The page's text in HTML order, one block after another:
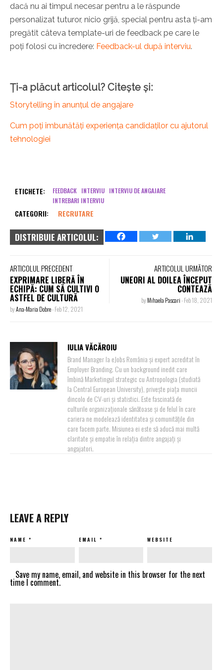
dacă nu ai timpul necesar pentru a le răspunde
personalizat tuturor, nicio grijă, special pentru asta ți-am
pregătit câteva template-uri de feedback pe care le
poți folosi cu încredere: Feedback-ul după interviu.
Ți-a plăcut articolul? Citește și:
Storytelling în anunțul de angajare
Cum poți îmbunătăți experiența candidaților cu ajutorul
tehnologiei
ETICHETE: FEEDBACK INTERVIU INTERVIU DE ANGAJARE
INTREBARI INTERVIU
CATEGORII: RECRUTARE
DISTRIBUIE ARTICOLUL:
ARTICOLUL PRECEDENT
EXPRIMARE LIBERĂ ÎN
ECHIPĂ: CUM SĂ CULTIVI O
ASTFEL DE CULTURĂ
byAna-Maria Dobre-Feb 12, 2021
ARTICOLUL URMĂTOR
UNEORI AL DOILEA ÎNCEPUT
CONTEAZĂ
byMihaela Pascari-Feb 18, 2021
IULIA VĂCĂROIU
Brand Manager la eJobs România și expert acreditat în
Employer Branding. Cu un background inedit care
îmbină Marketingul strategic cu Antropologia (studiată
la Central European University), privește piața muncii
dincolo de CV-uri și statistici. Este fascinată de
culturile organizaționale sănătoase și de felul în care
cariera ne modelează identitatea și comunitățile din
care facem parte. Misiunea ei este să aducă mai multă
claritate și empatie în relația dintre angajați și
angajatori.
LEAVE A REPLY
NAME * EMAIL * WEBSITE
Save my name, email, and website in this browser for the next
time I comment.